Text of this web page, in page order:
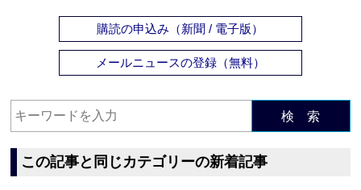
購読の申込み（新聞 / 電子版）
メールニュースの登録（無料）
検 索
この記事と同じカテゴリーの新着記事